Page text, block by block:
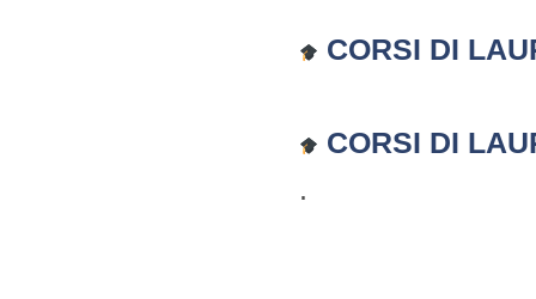
CORSI DI
CORSI DI
.